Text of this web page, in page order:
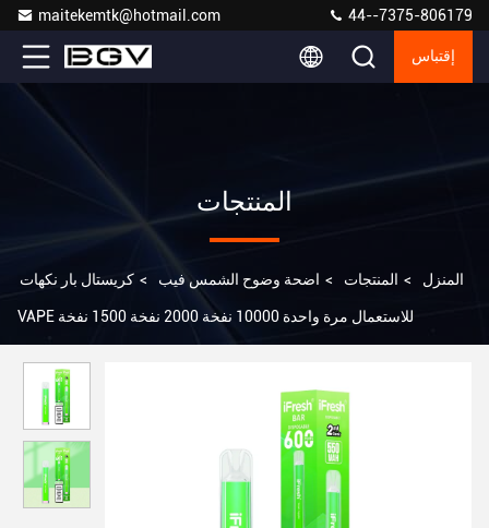
maitekemtk@hotmail.com 44--7375-806179
إقتباس
المنتجات
المنزل > المنتجات > اضحة وضوح الشمس فيب > كريستال بار نكهات
VAPE للاستعمال مرة واحدة 10000 نفخة 2000 نفخة 1500 نفخة